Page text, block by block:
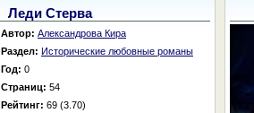
Леди Стерва
Автор: Александрова Кира
Раздел: Исторические любовные романы
Год: 0
Страниц: 54
Рейтинг: 69 (3.70)